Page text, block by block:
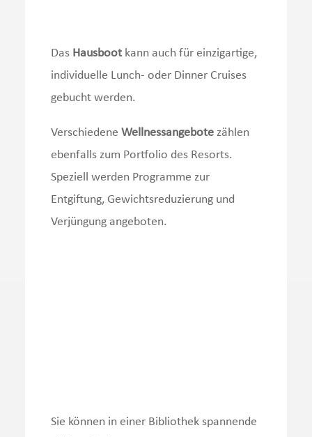
Das Hausboot kann auch für einzigartige,
individuelle Lunch- oder Dinner Cruises
gebucht werden.
Verschiedene Wellnessangebote zählen
ebenfalls zum Portfolio des Resorts.
Speziell werden Programme zur
Entgiftung, Gewichtsreduzierung und
Verjüngung angeboten.
Sie können in einer Bibliothek spannende